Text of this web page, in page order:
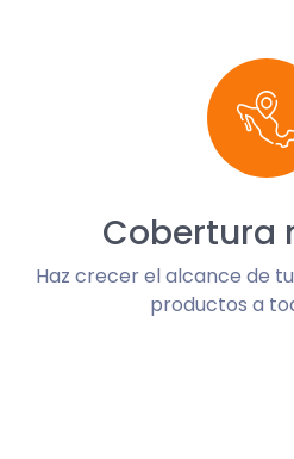
Cobertura
Haz crecer el alcance de
productos a